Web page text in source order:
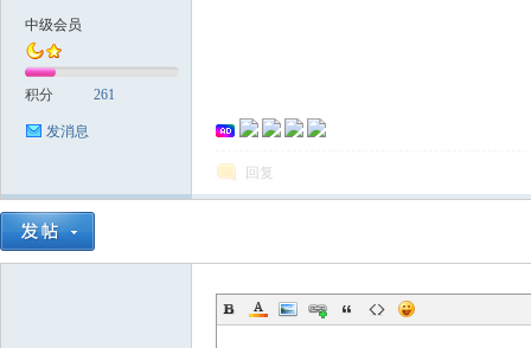
中级会员
积分 261
发消息
回复